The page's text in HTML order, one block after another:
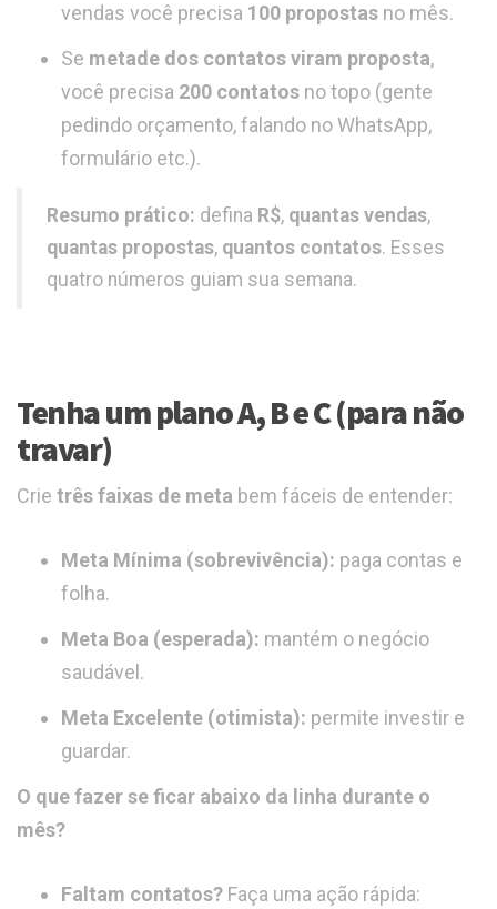
vendas você precisa 100 propostas no mês.
Se metade dos contatos viram proposta,
você precisa 200 contatos no topo (gente
pedindo orçamento, falando no WhatsApp,
formulário etc.).
Resumo prático: defina R$, quantas vendas,
quantas propostas, quantos contatos. Esses
quatro números guiam sua semana.
Tenha um plano A, B e C (para não
travar)
Crie três faixas de meta bem fáceis de entender:
Meta Mínima (sobrevivência): paga contas e
folha.
Meta Boa (esperada): mantém o negócio
saudável.
Meta Excelente (otimista): permite investir e
guardar.
O que fazer se ficar abaixo da linha durante o
mês?
Faltam contatos? Faça uma ação rápida: